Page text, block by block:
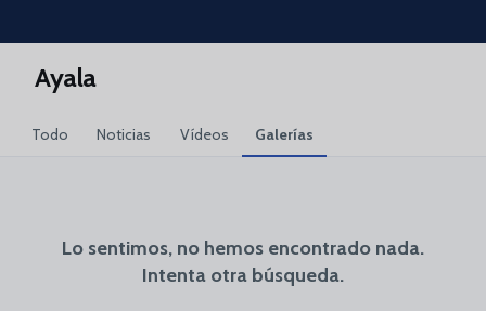
Skip to main content
Ayala
Todo Noticias Vídeos Galerías
Lo sentimos, no hemos encontrado nada.
Intenta otra búsqueda.